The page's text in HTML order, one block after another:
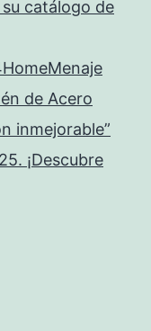
catálogo de
de Acero
inmejorable”
¡Descubre